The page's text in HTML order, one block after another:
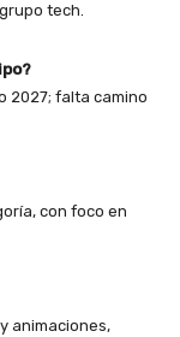
tech.
2027; falta camino
con foco en
animaciones,